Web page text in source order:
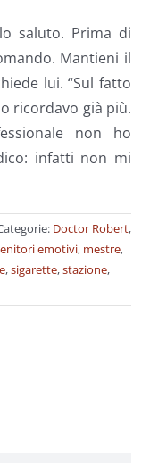
saluto. Prima di
Mantieni il
lui. “Sul fatto
ricordavo già più.
non ho
infatti non mi
Doctor Robert,
emotivi, mestre,
,sigarette,stazione,